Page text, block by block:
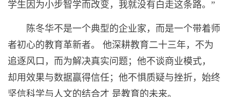
学生因为小步智学而改变，我就没有白走这条路。”
陈冬华不是一个典型的企业家，而是一个带着师
者初心的教育革新者。 他深耕教育二十三年，不为
追逐风口，而为解决真实问题；他不谈商业模式，
却用效果与数据赢得信任；他不惧质疑与挫折，始终
坚信科学与人文的结合才 是教育的未来。